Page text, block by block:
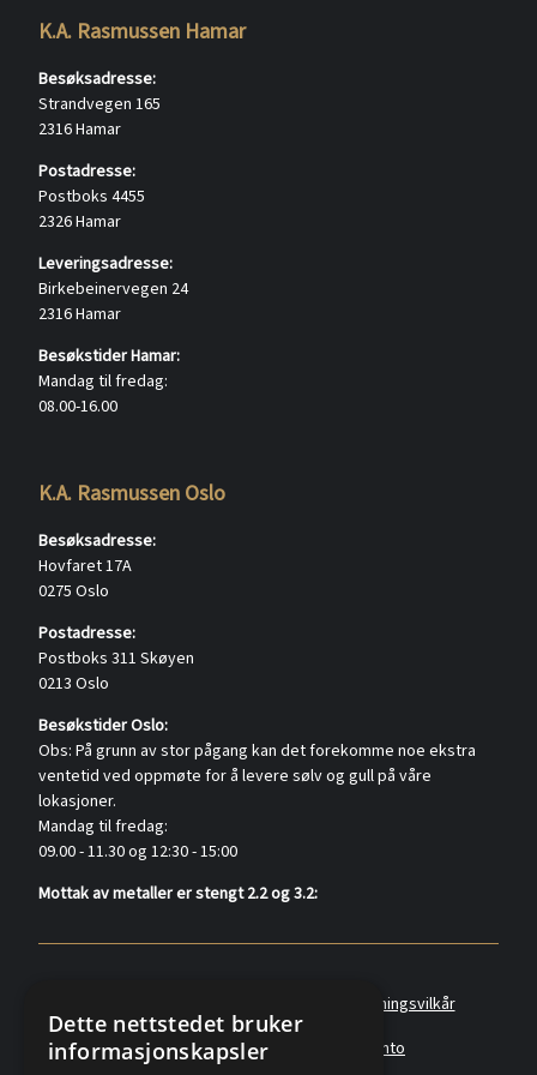
K.A. Rasmussen Hamar
Besøksadresse:
Strandvegen 165
2316 Hamar
Postadresse:
Postboks 4455
2326 Hamar
Leveringsadresse:
Birkebeinervegen 24
2316 Hamar
Besøkstider Hamar:
Mandag til fredag:
08.00-16.00
K.A. Rasmussen Oslo
Besøksadresse:
Hovfaret 17A
0275 Oslo
Postadresse:
Postboks 311 Skøyen
0213 Oslo
Besøkstider Oslo:
Obs: På grunn av stor pågang kan det forekomme noe ekstra
ventetid ved oppmøte for å levere sølv og gull på våre
lokasjoner.
Mandag til fredag:
09.00 - 11.30 og 12:30 - 15:00
Mottak av metaller er stengt 2.2 og 3.2:
Forretningsvilkår
Angreskjema
Om oss Metallkonto
Dette nettstedet bruker
informasjonskapsler